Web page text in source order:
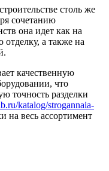
столь же
сочетанию
она идет как на
а также на
качественную
что
точность разделки
katalog/strogannaia-
на весь ассортимент